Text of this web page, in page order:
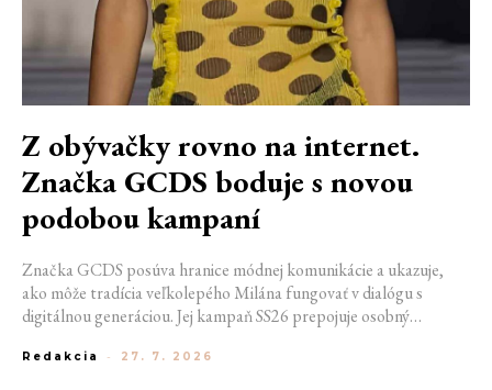
Z obývačky rovno na internet.
Značka GCDS boduje s novou
podobou kampaní
Značka GCDS posúva hranice módnej komunikácie a ukazuje,
ako môže tradícia veľkolepého Milána fungovať v dialógu s
digitálnou generáciou. Jej kampaň SS26 prepojuje osobný
spôsob, akým dnes módu vnímame a zdieľame. Zároveň
Redakcia - 27. 7. 2026